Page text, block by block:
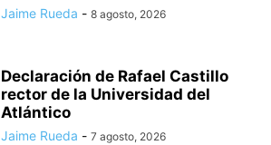
Jaime Rueda - 8 agosto, 2026
Declaración de Rafael Castillo
rector de la Universidad del
Atlántico
Jaime Rueda - 7 agosto, 2026